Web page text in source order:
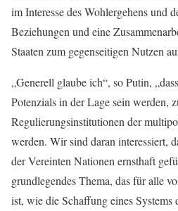
im Interesse des Wohlergehens und
Beziehungen und eine
Staaten zum gegenseitigen Nutzen
„Generell glaube ich“, so Putin,
Potenzials in der Lage sein werden,
Regulierungsinstitutionen der
werden. Wir sind daran interessiert,
der Vereinten Nationen ernsthaft
grundlegendes Thema, das für alle
ist, wie die Schaffung eines Systems